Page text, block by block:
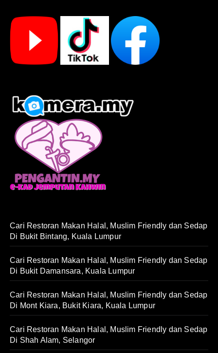
Cari Restoran Makan Halal, Muslim Friendly dan Sedap
Di Bukit Bintang, Kuala Lumpur
Cari Restoran Makan Halal, Muslim Friendly dan Sedap
Di Bukit Damansara, Kuala Lumpur
Cari Restoran Makan Halal, Muslim Friendly dan Sedap
Di Mont Kiara, Bukit Kiara, Kuala Lumpur
Cari Restoran Makan Halal, Muslim Friendly dan Sedap
Di Shah Alam, Selangor